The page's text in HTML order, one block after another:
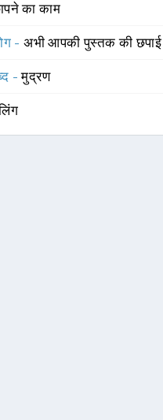
का काम
-अभी आपकी पुस्तक की छपाई
-मुद्रण